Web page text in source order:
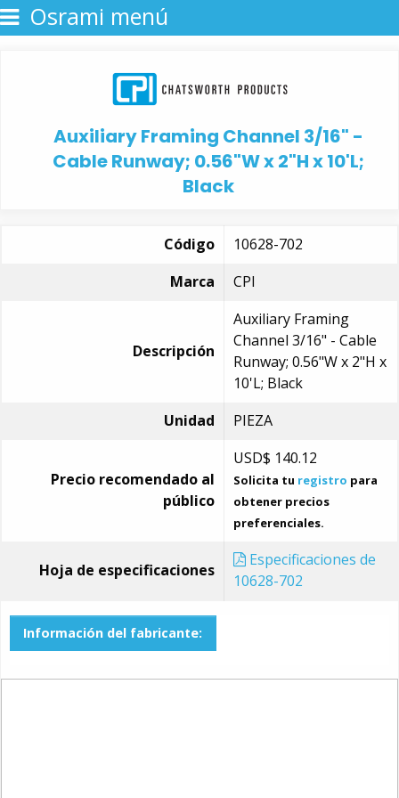
Osrami menú
Auxiliary Framing Channel 3/16" -
Cable Runway; 0.56"W x 2"H x 10'L;
Black
Código
10628-702
Marca
CPI
Descripción
Auxiliary Framing
Channel 3/16" - Cable
Runway; 0.56"W x 2"H x
10'L; Black
Unidad
PIEZA
Precio recomendado al
público
USD$ 140.12
Solicita tu registro para
obtener precios
preferenciales.
Hoja de especificaciones
Especificaciones de
10628-702
Información del fabricante: